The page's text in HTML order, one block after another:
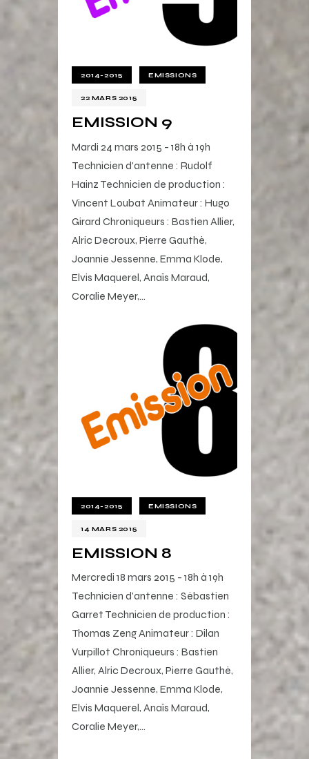
2014-2015 EMISSIONS
22 MARS 2015
EMISSION 9
Mardi 24 mars 2015 - 18h à 19h
Technicien d'antenne : Rudolf
Hainz Technicien de production :
Vincent Loubat Animateur : Hugo
Girard Chroniqueurs : Bastien Allier,
Alric Decroux, Pierre Gauthé,
Joannie Jessenne, Emma Klode,
Elvis Maquerel, Anaïs Maraud,
Coralie Meyer,…
2014-2015 EMISSIONS
14 MARS 2015
EMISSION 8
Mercredi 18 mars 2015 - 18h à 19h
Technicien d'antenne : Sébastien
Garret Technicien de production :
Thomas Zeng Animateur : Dilan
Vurpillot Chroniqueurs : Bastien
Allier, Alric Decroux, Pierre Gauthé,
Joannie Jessenne, Emma Klode,
Elvis Maquerel, Anaïs Maraud,
Coralie Meyer,…